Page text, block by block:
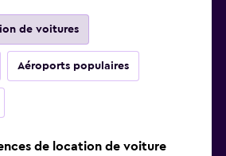
de voitures
Aéroports populaires
de location de voiture